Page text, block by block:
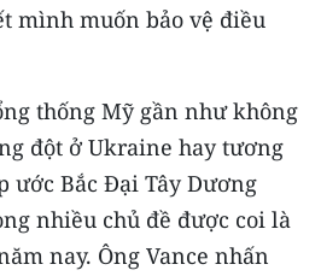
mình muốn bảo vệ điều
thống Mỹ gần như không
đột ở Ukraine hay tương
ước Bắc Đại Tây Dương
nhiều chủ đề được coi là
nay. Ông Vance nhấn